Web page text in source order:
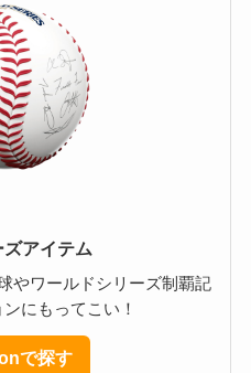
アイテム
やワールドシリーズ制覇記
にもってこい！
で探す